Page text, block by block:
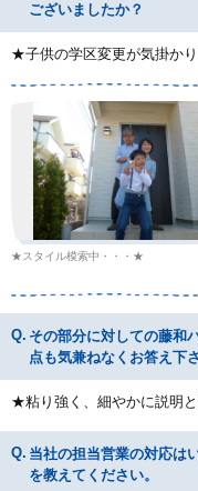
ございましたか？
★子供の学区変更が気掛か
★スタイル模索中・・・★
その部分に対しての藤和
点も気兼ねなくお答え下さ
★粘り強く、細やかに説明
当社の担当営業の対応は
を教えてください。